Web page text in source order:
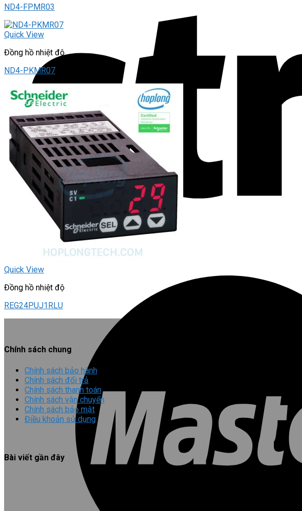
ND4-FPMR03
Quick View
Đồng hồ nhiệt độ
ND4-PKMR07
Quick View
Đồng hồ nhiệt độ
REG24PUJ1RLU
Chính sách chung
Chính sách bảo hành
Chính sách đổi trả
Chính sách thanh toán
Chính sách vận chuyển
Chính sách bảo mật
Điều khoản sử dụng
Bài viết gần đây